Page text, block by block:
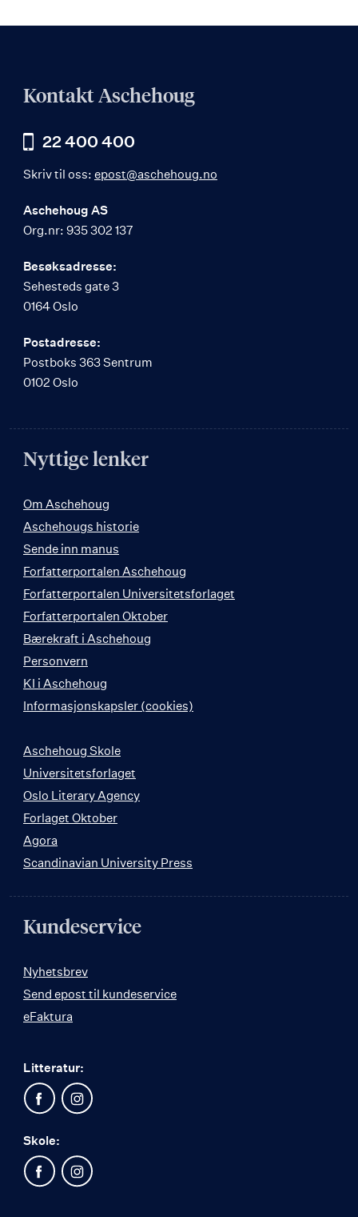
Kontakt Aschehoug
22 400 400
Skriv til oss: epost@aschehoug.no
Aschehoug AS
Org.nr: 935 302 137
Besøksadresse:
Sehesteds gate 3
0164 Oslo
Postadresse:
Postboks 363 Sentrum
0102 Oslo
Nyttige lenker
Om Aschehoug
Aschehougs historie
Sende inn manus
Forfatterportalen Aschehoug
Forfatterportalen Universitetsforlaget
Forfatterportalen Oktober
Bærekraft i Aschehoug
Personvern
KI i Aschehoug
Informasjonskapsler (cookies)
Aschehoug Skole
Universitetsforlaget
Oslo Literary Agency
Forlaget Oktober
Agora
Scandinavian University Press
Kundeservice
Nyhetsbrev
Send epost til kundeservice
eFaktura
Litteratur:
Skole: